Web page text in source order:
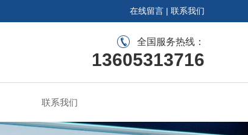
在线留言 | 联系我们
全国服务热线：
13605313716
联系我们